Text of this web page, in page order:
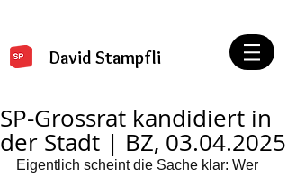
David Stampfli
SP-Grossrat kandidiert in
der Stadt | BZ, 03.04.2025
Eigentlich scheint die Sache klar: Wer